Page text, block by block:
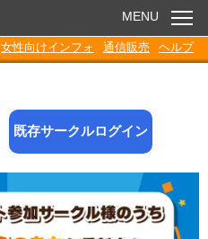
お知らせ
電子書籍
Q&A
各種ダウンロード
MENU
女性向けインフォ 通信販売 ヘルプ
既存サークルログイン